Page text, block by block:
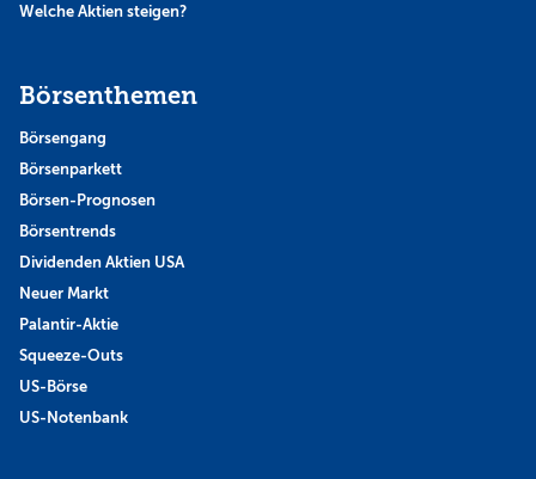
Welche Aktien steigen?
Börsenthemen
Börsengang
Börsenparkett
Börsen-Prognosen
Börsentrends
Dividenden Aktien USA
Neuer Markt
Palantir-Aktie
Squeeze-Outs
US-Börse
US-Notenbank